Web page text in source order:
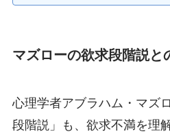
マズローの欲求段階説と
心理学者アブラハム・マズ
段階説」も、欲求不満を理